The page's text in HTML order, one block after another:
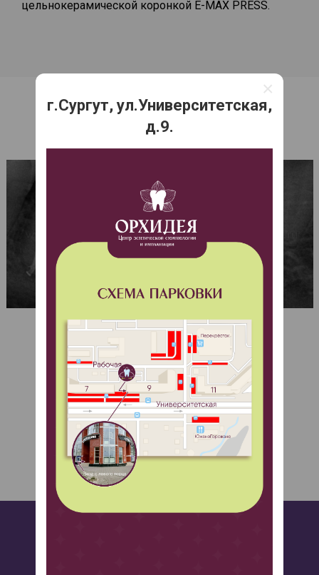
г.Сургут, ул.Университетская,
д.9.
×
цельнокерамической коронкой E-MAX PRESS.
Процесс работы